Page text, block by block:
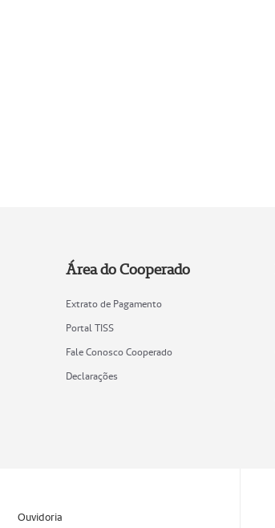
Área do Cooperado
Extrato de Pagamento
Portal TISS
Fale Conosco Cooperado
Declarações
Ouvidoria